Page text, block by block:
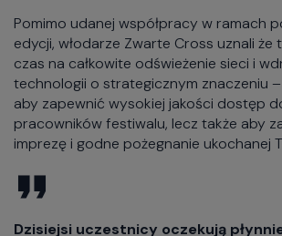
Pomimo udanej współpracy w ramach
edycji, włodarze Zwarte Cross uznali że
czas na całkowite odświeżenie sieci i
technologii o strategicznym znaczeniu
aby zapewnić wysokiej jakości dostęp
pracowników festiwalu, lecz także aby
imprezę i godne pożegnanie ukochanej
Dzisiejsi uczestnicy oczekują